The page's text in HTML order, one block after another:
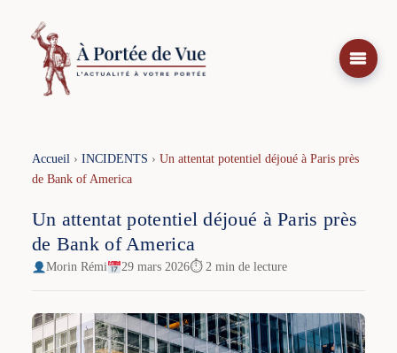
contenu
Accueil› INCIDENTS › Un attentat potentiel déjoué à Paris près
de Bank of America
Un attentat potentiel déjoué à Paris près
de Bank of America
Morin Rémi 29 mars 2026⏱ 2 min de lecture